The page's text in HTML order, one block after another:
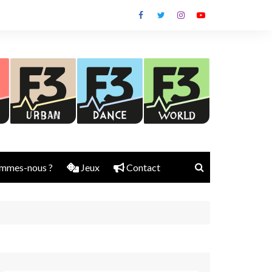
nous ? Jeux Contact